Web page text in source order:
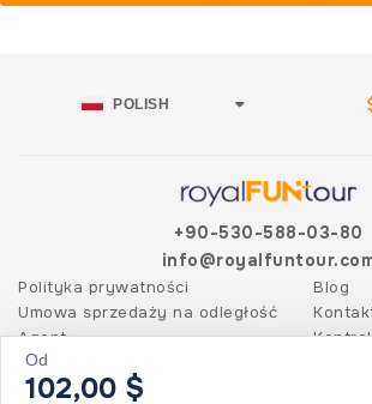
Od
102,00 $
POLISH
+90-530-588-03-80
Polityka prywatności
Umowa sprzedaży na odległość
Agent
Blog